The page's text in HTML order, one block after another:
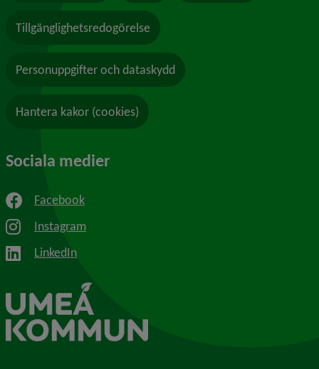
Tillgänglighetsredogörelse
Personuppgifter och dataskydd
Hantera kakor (cookies)
Sociala medier
Facebook
Instagram
LinkedIn